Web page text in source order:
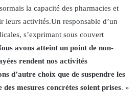
la capacité des pharmacies et
leurs activités.Un responsable d’un
s’exprimant sous couvert
avons atteint un point de non-
rendent nos activités
d’autre choix que de suspendre les
des mesures concrètes soient prises. »